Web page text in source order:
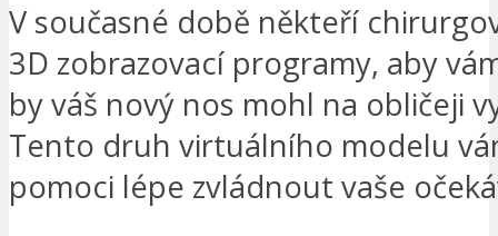
V současné době někteří
3D zobrazovací programy, aby
by váš nový nos mohl na obličeji
Tento druh virtuálního modelu
pomoci lépe zvládnout vaše